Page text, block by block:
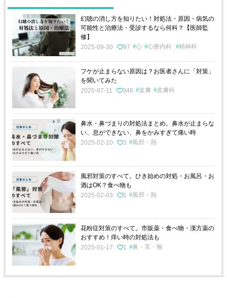
幻聴の消し方を知りたい！対処法・原因・病気の
可能性と治療法・受診するなら何科？【医師監
修】
2025-09-30
97 心 心療内科 精神科
フケが止まらない原因は？お医者さんに「対策」
を聞いてみた
2025-07-11
346 皮膚 皮膚科
鼻水・鼻づまりの対処法まとめ。鼻水が止まらな
い、息ができない、鼻をかみすぎて痛い時
2025-02-10
3 風邪・熱
風邪対策のすべて。ひき始めの対処・お風呂・お
酒はOK？食べ物も
2025-02-03
1 風邪・熱
花粉症対策のすべて。市販薬・食べ物・漢方薬の
おすすめ！痒い時の対処法も
2025-01-17
1 鼻・耳・喉